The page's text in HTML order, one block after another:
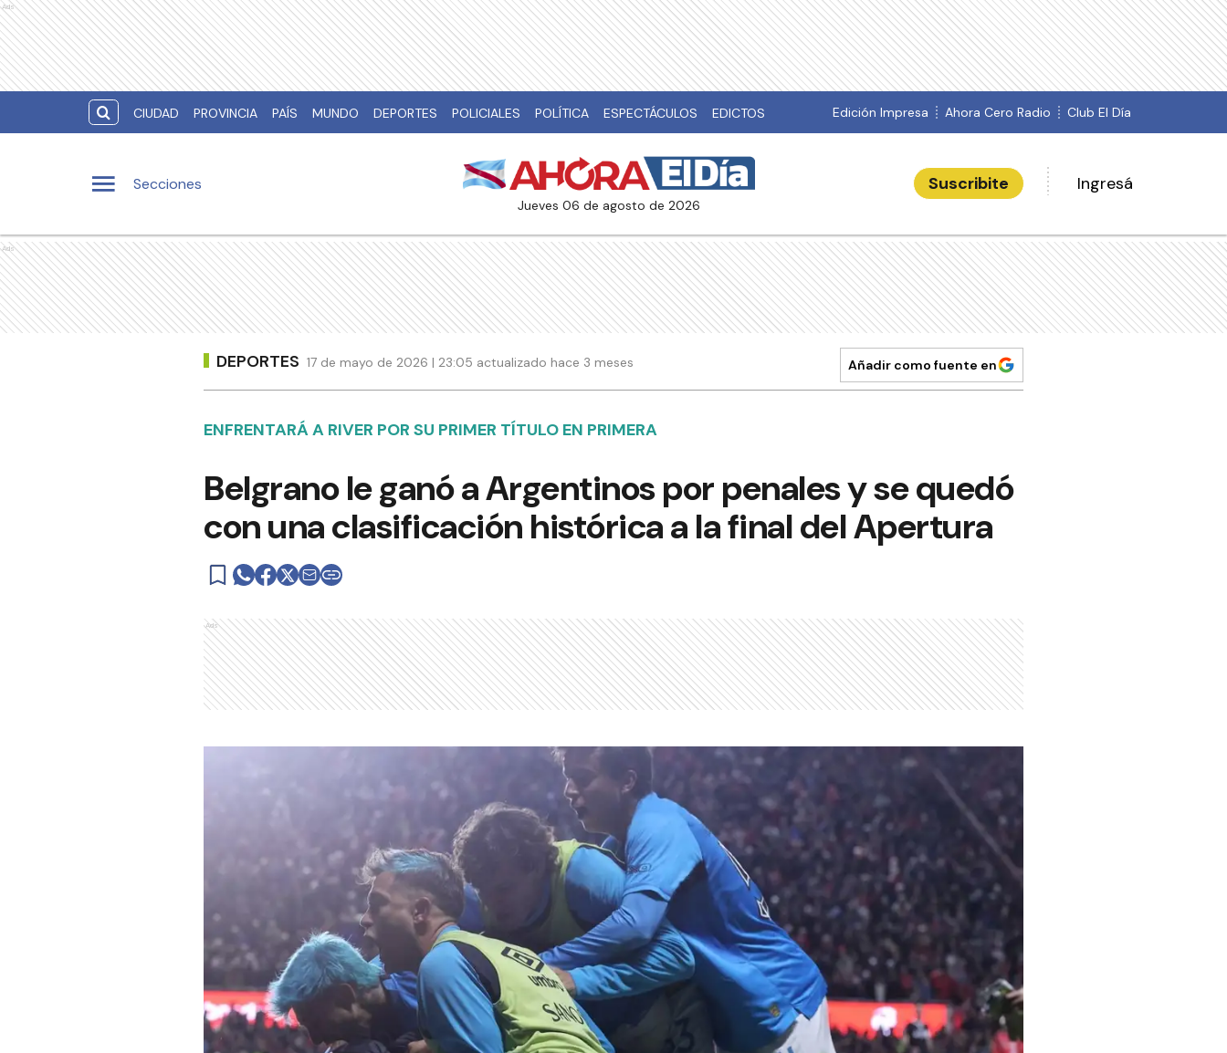
Ads
CIUDAD PROVINCIA PAÍS MUNDO DEPORTES POLICIALES POLÍTICA ESPECTÁCULOS EDICTOS Edición Impresa Ahora Cero Radio Club El Día
Secciones
jueves 06 de agosto de 2026
Suscribite Ingresá
Ads
DEPORTES 17 de mayo de 2026 | 23:05 actualizado hace 3 meses Añadir como fuente en
ENFRENTARÁ A RIVER POR SU PRIMER TÍTULO EN PRIMERA
Belgrano le ganó a Argentinos por penales y se quedó
con una clasificación histórica a la final del Apertura
Ads